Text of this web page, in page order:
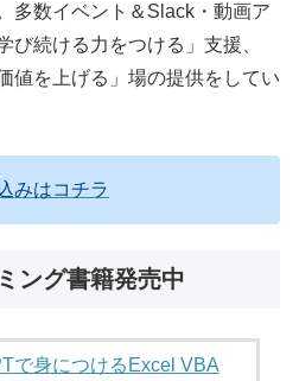
多数イベント＆Slack・動画ア
び続ける力をつける」支援、
値を上げる」場の提供をしてい
みはコチラ
ング書籍発売中
で身につけるExcel VBA